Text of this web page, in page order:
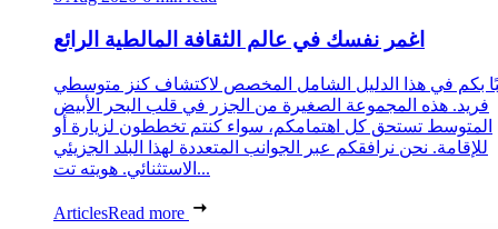
اغمر نفسك في عالم الثقافة المالطية الرائع
بكم في هذا الدليل الشامل المخصص لاكتشاف كنز متوسطي
فريد. هذه المجموعة الصغيرة من الجزر في قلب البحر الأبيض
المتوسط تستحق كل اهتمامكم، سواء كنتم تخططون لزيارة أو
للإقامة. نحن نرافقكم عبر الجوانب المتعددة لهذا البلد الجزيئي
الاستثنائي. هويته تت...
ArticlesRead more